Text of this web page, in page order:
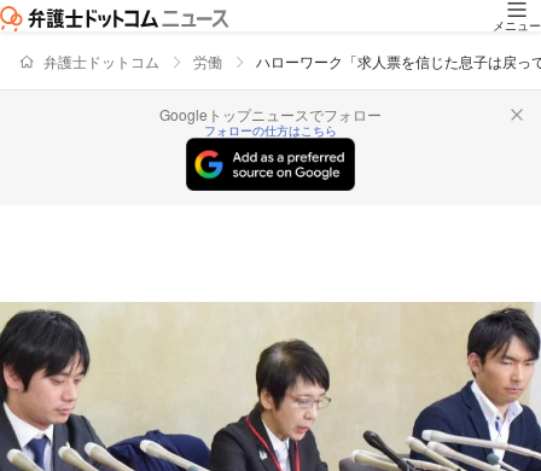
メニュー
弁護士ドットコム 労働 ハローワーク「求人票を信じた息子は戻
Googleトップニュースでフォロー
フォローの仕方はこちら